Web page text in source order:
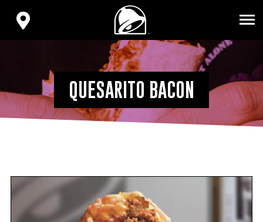
ENCONTRA
VOLVER
AL
INICIO
QUESARITO BACON